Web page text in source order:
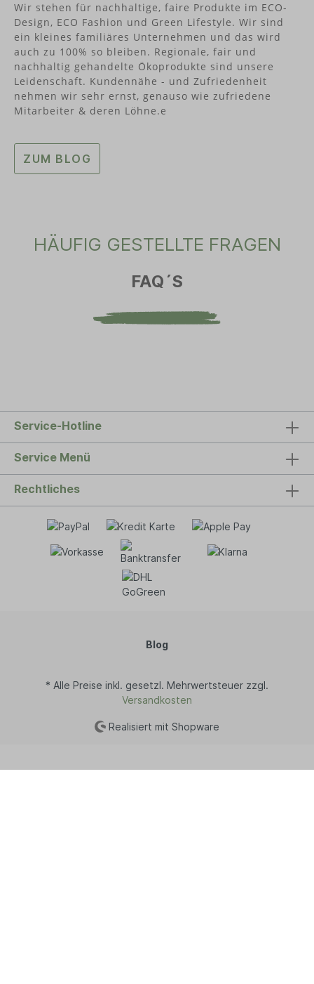
Wir stehen für nachhaltige, faire Produkte im ECO-
Design, ECO Fashion und Green Lifestyle. Wir sind
ein kleines familiäres Unternehmen und das wird
auch zu 100% so bleiben. Regionale, fair und
nachhaltig gehandelte Ökoprodukte sind unsere
Leidenschaft. Kundennähe - und Zufriedenheit
nehmen wir sehr ernst, genauso wie zufriedene
Mitarbeiter & deren Löhne.e
ZUM BLOG
HÄUFIG GESTELLTE FRAGEN
FAQ´S
Service-Hotline
Service Menü
Rechtliches
Blog
* Alle Preise inkl. gesetzl. Mehrwertsteuer zzgl.
Versandkosten
Realisiert mit Shopware